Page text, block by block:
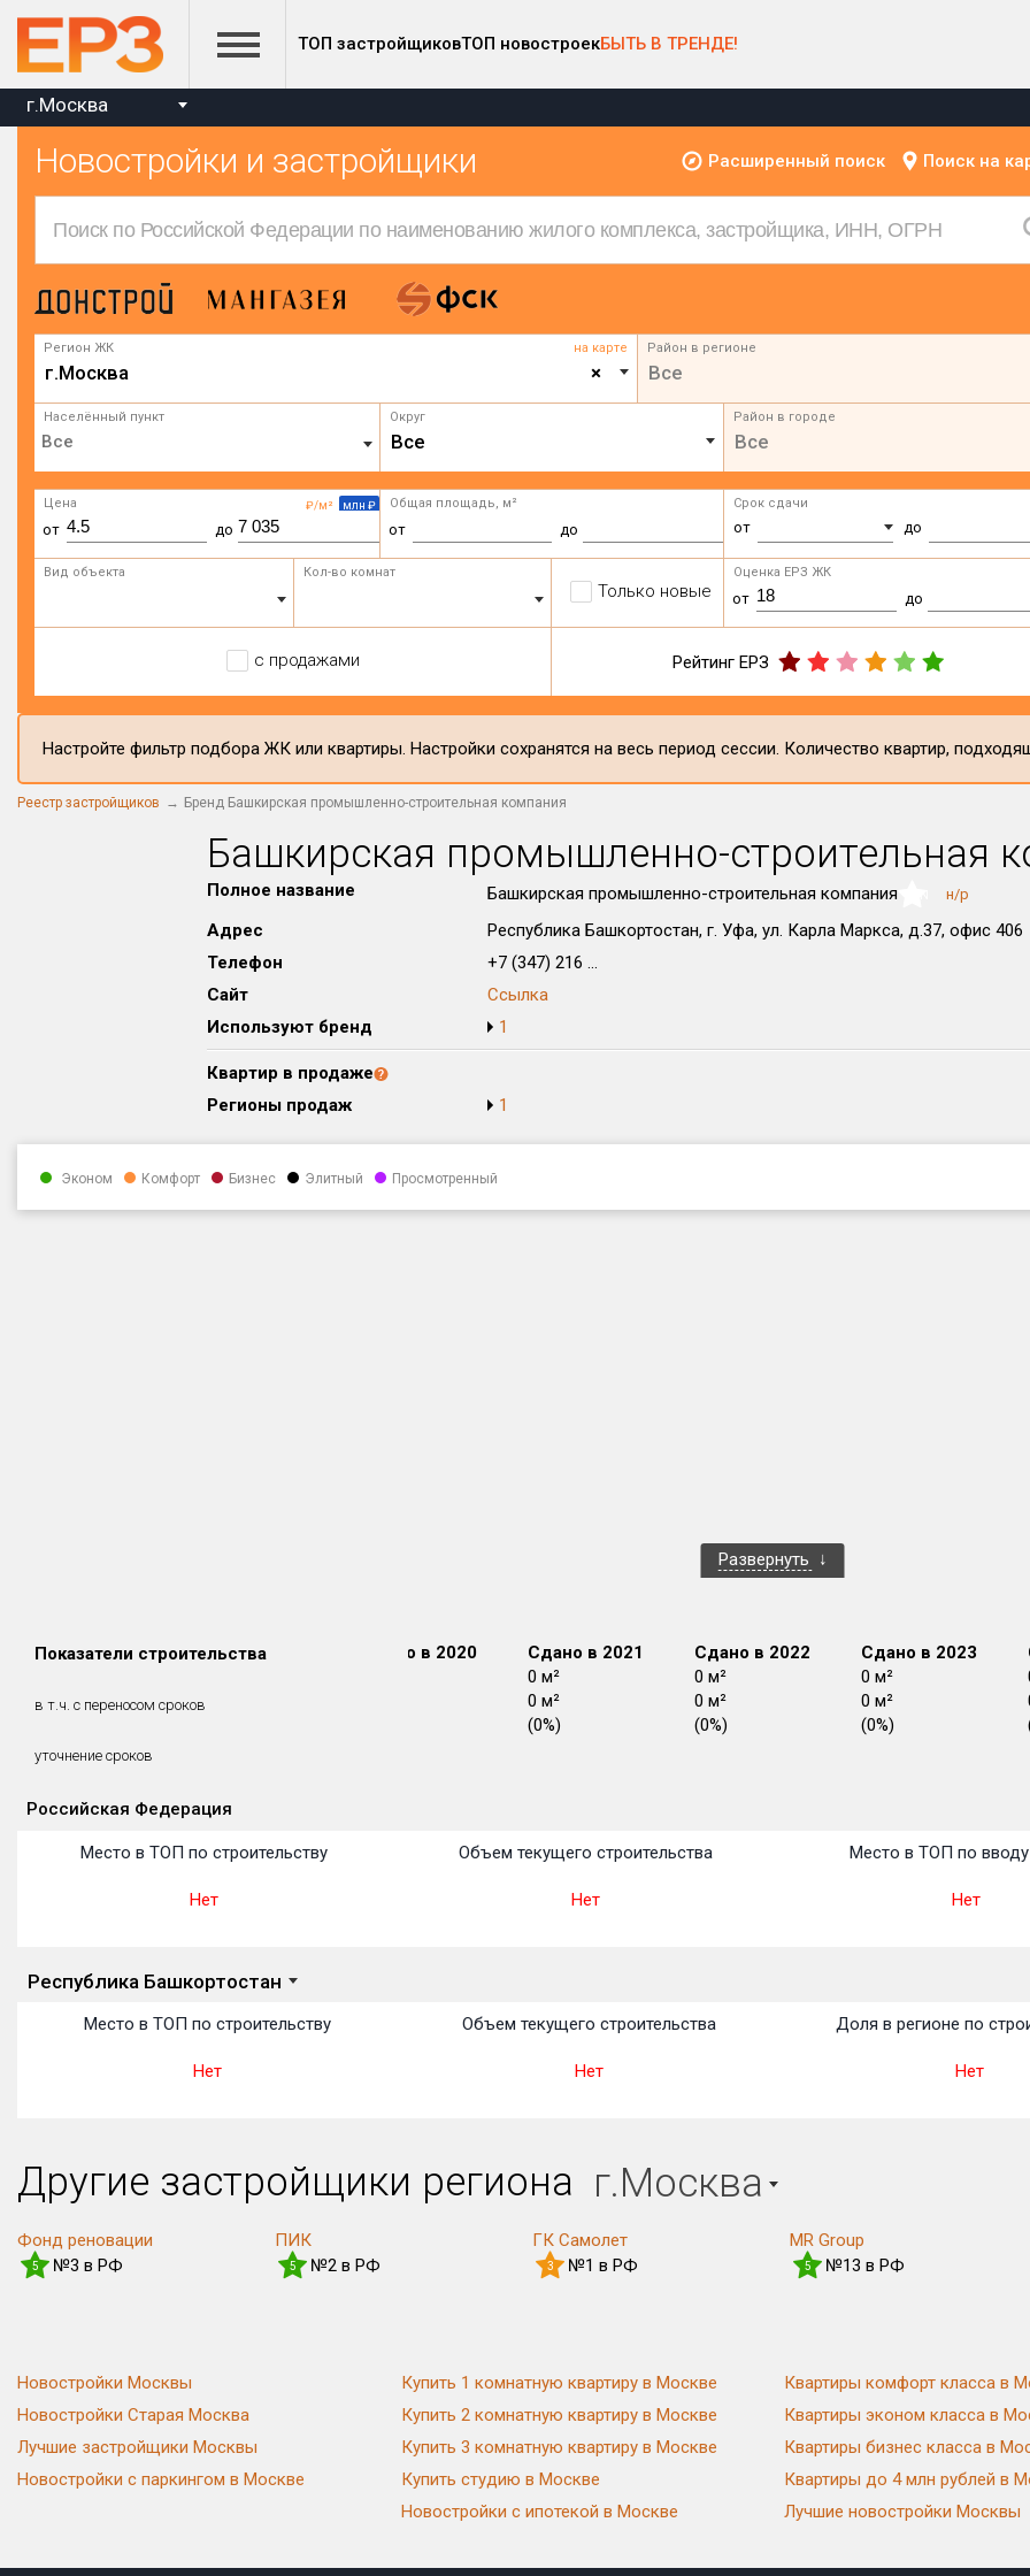
ТОП застройщиковТОП новостроекБЫТЬ В ТРЕНДЕ!
г.Москва
Новостройки и застройщики Расширенный поиск Поиск на
Регион ЖК на карте
×
г.Москва
Район в регионе
Все
Населённый пункт Округ
Все
Район в городе
Все
₽/м² млн ₽
Цена
от до
Общая площадь, м²
от до
Срок сдачи
от до
Вид объекта Кол-во комнат
Только новые
Оценка ЕРЗ ЖК
от до
с продажами Рейтинг ЕРЗ
Настройте фильтр подбора ЖК или квартиры. Настройки сохранятся на весь период сессии. Количество квартир,
Реестр застройщиков Бренд Башкирская промышленно-строительная компания
Башкирская промышленно-строительная
Полное название
Башкирская промышленно-строительная компания н/р
Адрес
Республика Башкортостан, г. Уфа, ул. Карла Маркса, д.37, офис 406
Телефон
+7 (347) 216 ...
Сайт
Ссылка
Используют бренд
1
Квартир в продаже
Регионы продаж
1
Эконом Комфорт Бизнес Элитный Просмотренный
Развернуть
Показатели строительства
в т.ч. с переносом сроков
уточнение сроков
Сдано в 2018
0 м²
Сдано в 2019
0 м²
Сдано в 2020
Сдано в 2021
0 м²
0 м²
(0%)
Сдано в 2022
0 м²
0 м²
(0%)
Сдано в 2023
0 м²
0 м²
(0%)
Российская Федерация
Место в ТОП по строительству
Нет
Объем текущего строительства
Нет
Место в ТОП по
Нет
Республика Башкортостан
Место в ТОП по строительству
Нет
Объем текущего строительства
Нет
Доля в регионе по
Нет
Другие застройщики региона г.Москва
Фонд реновации
5 №3 в РФ
ПИК
5 №2 в РФ
ГК Самолет
3 №1 в РФ
MR Group
5 №13 в РФ
Новостройки Москвы
Новостройки Старая Москва
Лучшие застройщики Москвы
Новостройки с паркингом в Москве
Купить 1 комнатную квартиру в Москве
Купить 2 комнатную квартиру в Москве
Купить 3 комнатную квартиру в Москве
Купить студию в Москве
Новостройки с ипотекой в Москве
Квартиры комфорт класса в
Квартиры эконом класса в
Квартиры бизнес класса в
Квартиры до 4 млн рублей в
Лучшие новостройки Москвы